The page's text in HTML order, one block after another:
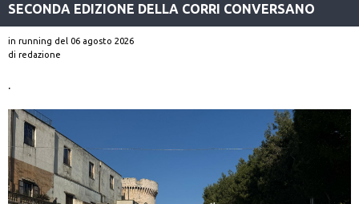
SECONDA EDIZIONE DELLA CORRI CONVERSANO
in running del 06 agosto 2026
di redazione
.